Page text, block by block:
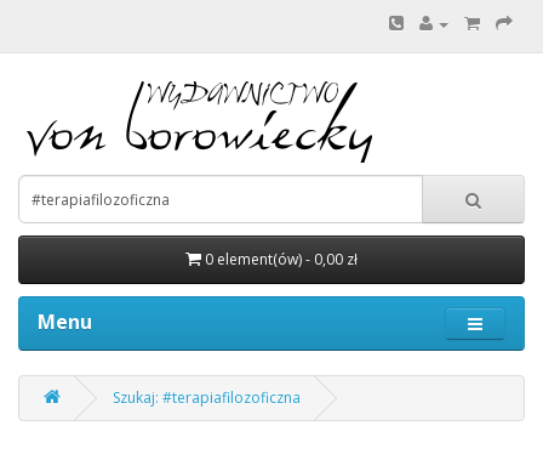
0 element(ów) - 0,00 zł
Menu
Szukaj: #terapiafilozoficzna